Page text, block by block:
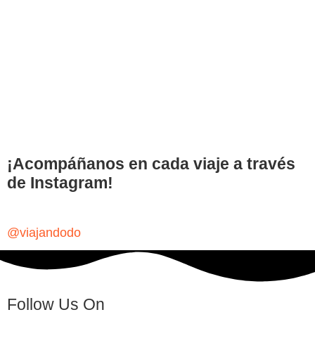
¡Acompáñanos en cada viaje a través
de Instagram!
@viajandodo
Follow Us On